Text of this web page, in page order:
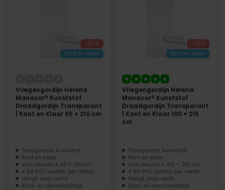
-30 €
Kant en klaar
Vliegengordijn Helena
Manacor® Kunststof
Draadgordijn Transparant
| Kant en Klaar 95 × 210 cm
Transparant kunststof
Kant en klaar
Voor deuren ± 90 × 210 cm
± 80 PVC slierten per meter
Hangt mooi recht
Kind- en diervriendelijk
-33 €
Kant en klaar
Vliegengordijn Helena
Manacor® Kunststof
Draadgordijn Transparant
| Kant en Klaar 100 × 215
cm
Transparant kunststof
Kant en klaar
Voor deuren ± 100 × 215 cm
± 80 PVC slierten per meter
Hangt mooi recht
Kind- en diervriendelijk